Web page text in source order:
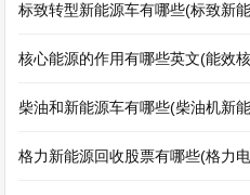
标致转型新能源车有哪些(标致新
核心能源的作用有哪些英文(能效
柴油和新能源车有哪些(柴油机新
格力新能源回收股票有哪些(格力